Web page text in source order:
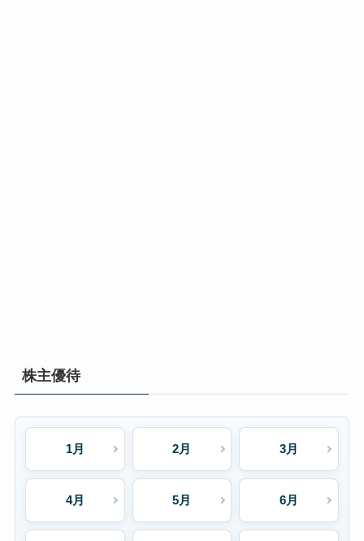
株主優待
1月 2月 3月
4月 5月 6月